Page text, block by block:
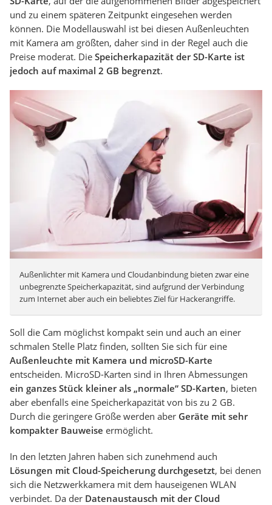
und zu einem späteren Zeitpunkt eingesehen werden
können. Die Modellauswahl ist bei diesen Außenleuchten
mit Kamera am größten, daher sind in der Regel auch die
Preise moderat. Die Speicherkapazität der SD-Karte ist
jedoch auf maximal 2 GB begrenzt.
Außenlichter mit Kamera und Cloudanbindung bieten zwar eine
unbegrenzte Speicherkapazität, sind aufgrund der Verbindung
zum Internet aber auch ein beliebtes Ziel für Hackerangriffe.
Soll die Cam möglichst kompakt sein und auch an einer
schmalen Stelle Platz finden, sollten Sie sich für eine
Außenleuchte mit Kamera und microSD-Karte
entscheiden. MicroSD-Karten sind in Ihren Abmessungen
ein ganzes Stück kleiner als „normale“ SD-Karten, bieten
aber ebenfalls eine Speicherkapazität von bis zu 2 GB.
Durch die geringere Größe werden aber Geräte mit sehr
kompakter Bauweise ermöglicht.
In den letzten Jahren haben sich zunehmend auch
Lösungen mit Cloud-Speicherung durchgesetzt, bei denen
sich die Netzwerkkamera mit dem hauseigenen WLAN
verbindet. Da der Datenaustausch mit der Cloud